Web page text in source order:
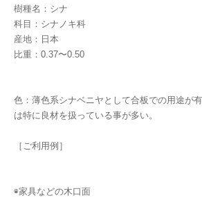
樹種名：シナ
科目：シナノキ科
産地：日本
比重：0.37〜0.50
色：薄色系シナベニヤとして合板での用途が
は特に良材を扱っている事が多い。
［ご利用例］
◉家具などの木口面